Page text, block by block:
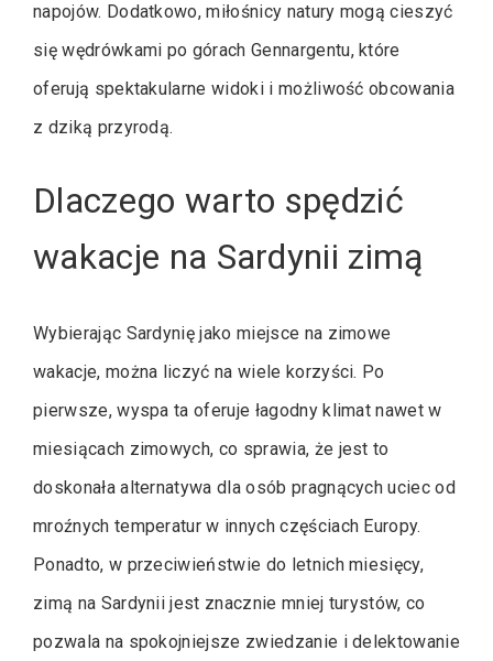
napojów. Dodatkowo, miłośnicy natury mogą cieszyć
się wędrówkami po górach Gennargentu, które
oferują spektakularne widoki i możliwość obcowania
z dziką przyrodą.
Dlaczego warto spędzić
wakacje na Sardynii zimą
Wybierając Sardynię jako miejsce na zimowe
wakacje, można liczyć na wiele korzyści. Po
pierwsze, wyspa ta oferuje łagodny klimat nawet w
miesiącach zimowych, co sprawia, że jest to
doskonała alternatywa dla osób pragnących uciec od
mroźnych temperatur w innych częściach Europy.
Ponadto, w przeciwieństwie do letnich miesięcy,
zimą na Sardynii jest znacznie mniej turystów, co
pozwala na spokojniejsze zwiedzanie i delektowanie